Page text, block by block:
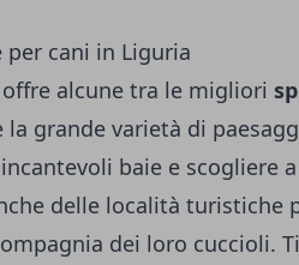
per cani in Liguria
alcune tra le migliori
la grande varietà di
baie e scogliere
delle località turistiche
dei loro cuccioli.